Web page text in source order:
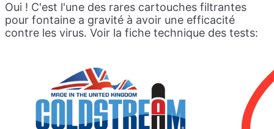
Oui ! C'est l'une des rares cartouches filtrantes
pour fontaine a gravité à avoir une efficacité
contre les virus. Voir la fiche technique des tests: